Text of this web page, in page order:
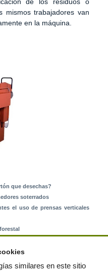
mismos trabajadores van
en la máquina.
que desechas?
soterrados
el uso de prensas verticales
similares en este sitio